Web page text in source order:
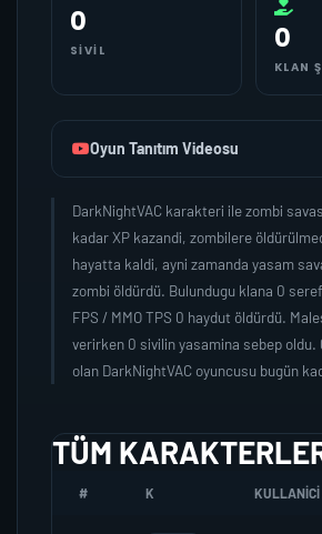
0
SIVIL 0
KLAN
Oyun Tanıtım Videosu
DarkNightVAC karakteri ile zombi
kadar XP kazandi, zombilere
hayatta kaldi, ayni zamanda yasam
zombi öldürdü. Bulundugu klana 0
FPS / MMO TPS 0 haydut öldürdü.
verirken 0 sivilin yasamina sebep oldu.
olan DarkNightVAC oyuncusu bugün
TÜM
# K KULLANICI